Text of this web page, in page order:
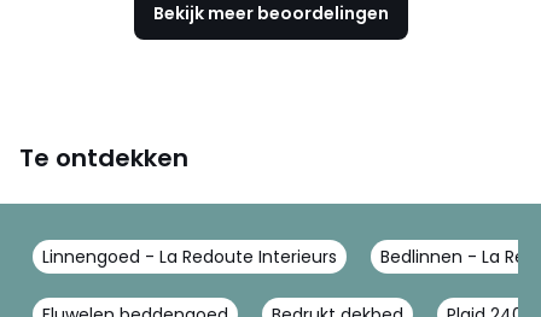
Bekijk meer beoordelingen
Te ontdekken
Linnengoed - La Redoute Interieurs Bedlinnen - La